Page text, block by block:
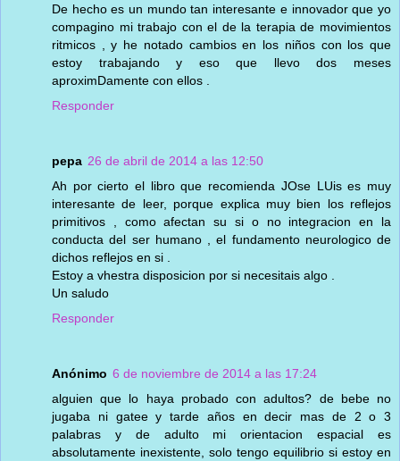
De hecho es un mundo tan interesante e innovador que yo
compagino mi trabajo con el de la terapia de movimientos
ritmicos , y he notado cambios en los niños con los que
estoy trabajando y eso que llevo dos meses
aproximDamente con ellos .
Responder
pepa 26 de abril de 2014 a las 12:50
Ah por cierto el libro que recomienda JOse LUis es muy
interesante de leer, porque explica muy bien los reflejos
primitivos , como afectan su si o no integracion en la
conducta del ser humano , el fundamento neurologico de
dichos reflejos en si .
Estoy a vhestra disposicion por si necesitais algo .
Un saludo
Responder
Anónimo 6 de noviembre de 2014 a las 17:24
alguien que lo haya probado con adultos? de bebe no
jugaba ni gatee y tarde años en decir mas de 2 o 3
palabras y de adulto mi orientacion espacial es
absolutamente inexistente, solo tengo equilibrio si estoy en